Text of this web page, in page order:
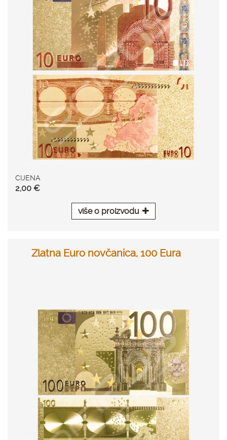
CIJENA
2,00 €
više o proizvodu
Zlatna Euro novčanica, 100 Eura